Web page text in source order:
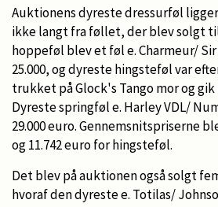
Auktionens dyreste dressurføl
ikke langt fra føllet, der blev solgt
hoppeføl blev et føl e. Charmeur/
25.000, og dyreste hingsteføl var
trukket på Glock's Tango mor og gik
Dyreste springføl e. Harley VDL/
29.000 euro. Gennemsnitspriserne
og 11.742 euro for hingsteføl.
Det blev på auktionen også solgt
hvoraf den dyreste e. Totilas/